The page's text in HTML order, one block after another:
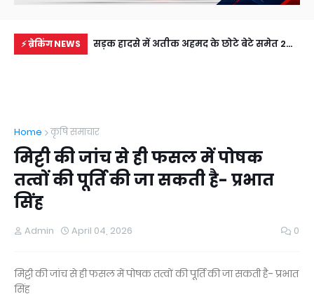
⚡ ब्रेकिंग NEWS
में से नहीं पहुंची एक
सड़क हादसे में अतीक अहमद के छोटे बेटे समेत 2
Home कृषि समाचार
मिट्टी की जांच से ही फसल में पोषक
तत्वों की पूर्ति की जा सकती है- प्रभात
सिंह
Admin April 04, 2026 0
मिट्टी की जांच से ही फसल में पोषक तत्वों की पूर्ति की जा सकती है- प्रभात
सिंह